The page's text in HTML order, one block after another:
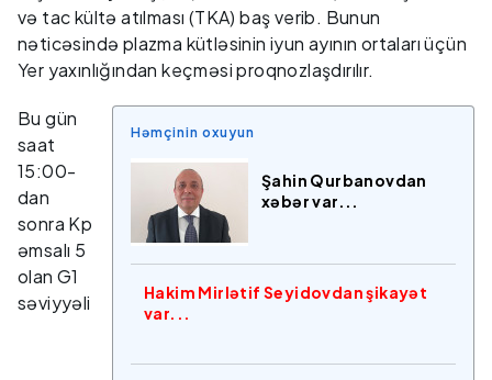
və tac kültə atılması (TKA) baş verib. Bunun
nəticəsində plazma kütləsinin iyun ayının ortaları üçün
Yer yaxınlığından keçməsi proqnozlaşdırılır.
Həmçinin oxuyun
Şahin Qurbanovdan
xəbər var...
Hakim Mirlətif Seyidovdan şikayət
var...
Bu gün
saat
15:00-
dan
sonra Kp
əmsalı 5
olan G1
səviyyəli